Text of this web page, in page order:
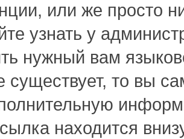
или же просто
узнать у
нужный вам
существует, то вы
находится